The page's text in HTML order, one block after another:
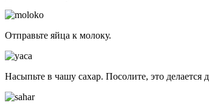
Отправьте яйца к молоку.
Насыпьте в чашу сахар. Посолите, это